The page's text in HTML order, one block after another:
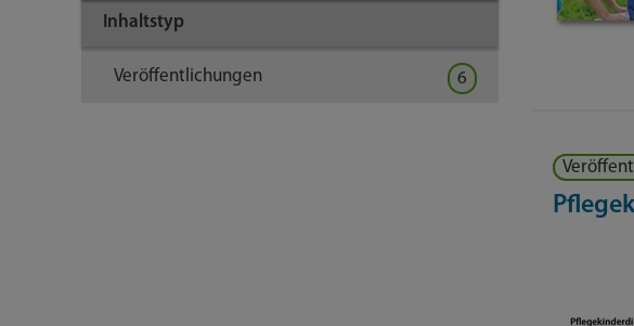
Inhaltstyp
Veröffentlichungen 6